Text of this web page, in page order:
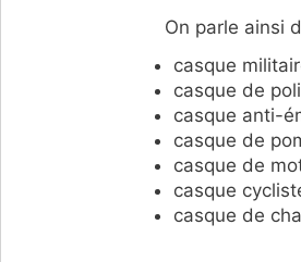
On parle ainsi
casque
casque de
casque anti-
casque de
casque de
casque
casque de